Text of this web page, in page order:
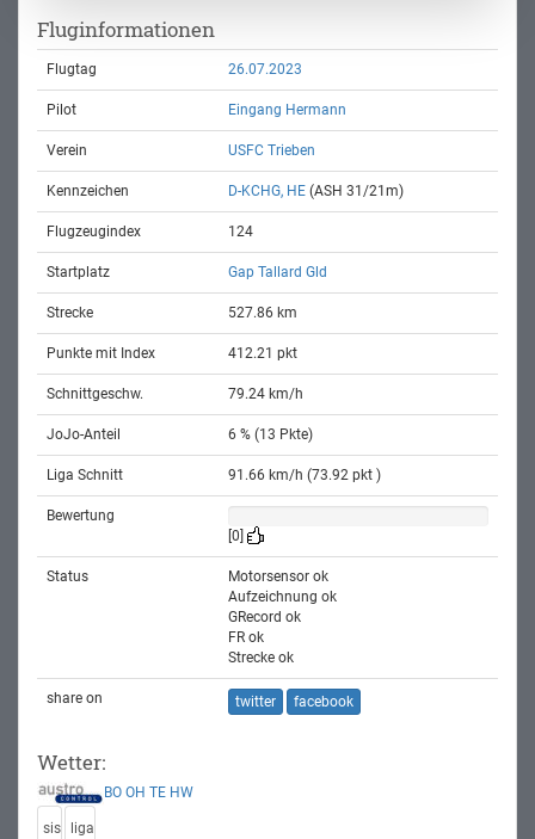
Fluginformationen
Flugtag 26.07.2023
Pilot Eingang Hermann
Verein USFC Trieben
Kennzeichen D-KCHG, HE (ASH 31/21m)
Flugzeugindex 124
Startplatz Gap Tallard Gld
Strecke 527.86 km
Punkte mit Index 412.21 pkt
Schnittgeschw. 79.24 km/h
JoJo-Anteil 6 % (13 Pkte)
Liga Schnitt 91.66 km/h (73.92 pkt )
Bewertung
[0]
Status
Motorsensor ok
Aufzeichnung ok
GRecord ok
FR ok
Strecke ok
share on twitter facebook
Wetter:
BO OH TE HW
sis liga